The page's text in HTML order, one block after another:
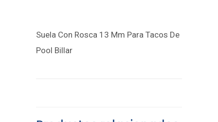
Suela Con Rosca 13 Mm Para Tacos De
Pool Billar